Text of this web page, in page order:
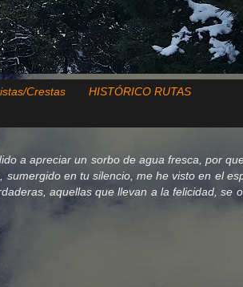
Crestas
HISTÓRICO RUTAS
a apreciar un sorbo de agua fresca, por
en tu silencio, me he visto en el
aquellas que llevan a la felicidad, se